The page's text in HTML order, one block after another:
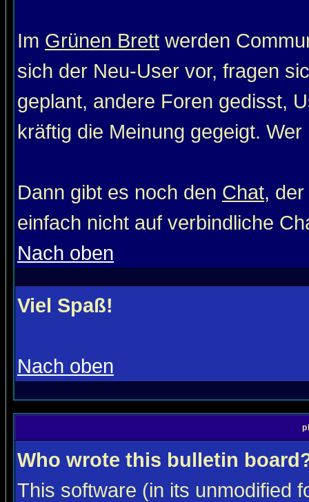
Im Grünen Brett werden
sich der Neu-User vor, fragen
geplant, andere Foren gedisst,
kräftig die Meinung gegeigt.
Dann gibt es noch den Chat,
einfach nicht auf verbindliche
Nach oben
Viel Spaß!
Nach oben
Who wrote this bulletin
This software (in its unmodified